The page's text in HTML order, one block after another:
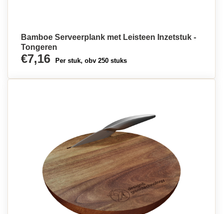
Bamboe Serveerplank met Leisteen Inzetstuk -
Tongeren
€7,16 Per stuk, obv 250 stuks